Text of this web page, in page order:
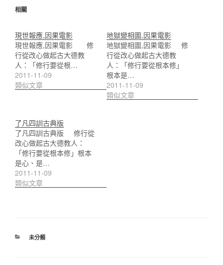
相關
現世報應,因果電影
現世報應,因果電影 修
行從改心做起古大德教
人：「修行要從根…
2011-11-09
類似文章
地獄變相圖,因果電影
地獄變相圖,因果電影 修
行從改心做起古大德教
人：「修行要從根本修」
根本是…
2011-11-09
類似文章
了凡四訓古典版
了凡四訓古典版 修行從
改心做起古大德教人：
「修行要從根本修」根本
是心、是…
2011-11-09
類似文章
分
未分類